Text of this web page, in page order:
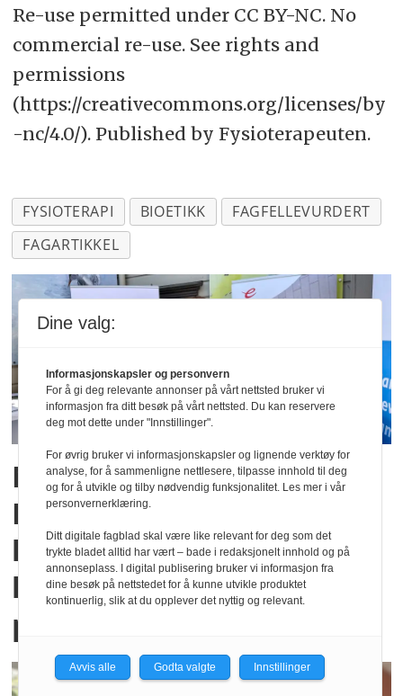
Re-use permitted under CC BY-NC. No
commercial re-use. See rights and
permissions
(https://creativecommons.org/licenses/by
-nc/4.0/). Published by Fysioterapeuten.
FYSIOTERAPI BIOETIKK
FAGFELLEVURDERT
FAGARTIKKEL
NFF til Arendalsuka:
Rehabilitering,
kvinnehelse og
kommunehelsetjeneste
på plakaten
Dine valg:
Informasjonskapsler og personvern
For å gi deg relevante annonser på vårt nettsted bruker vi
informasjon fra ditt besøk på vårt nettsted. Du kan reservere
deg mot dette under "Innstillinger".
For øvrig bruker vi informasjonskapsler og lignende verktøy for
analyse, for å sammenligne nettlesere, tilpasse innhold til deg
og for å utvikle og tilby nødvendig funksjonalitet. Les mer i vår
personvernerklæring.
Ditt digitale fagblad skal være like relevant for deg som det
trykte bladet alltid har vært – bade i redaksjonelt innhold og på
annonseplass. I digital publisering bruker vi informasjon fra
dine besøk på nettstedet for å kunne utvikle produktet
kontinuerlig, slik at du opplever det nyttig og relevant.
Avvis alle Godta valgte Innstillinger